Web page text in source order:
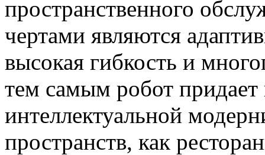
пространственного
чертами являются
высокая гибкость и
тем самым робот
интеллектуальной
пространств, как